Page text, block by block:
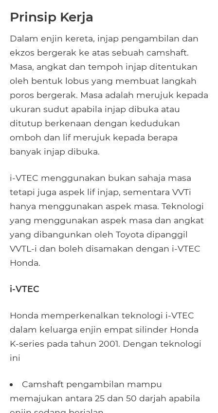
Prinsip Kerja
Dalam enjin kereta, injap pengambilan dan
ekzos bergerak ke atas sebuah camshaft.
Masa, angkat dan tempoh injap ditentukan
oleh bentuk lobus yang membuat langkah
poros bergerak. Masa adalah merujuk kepada
ukuran sudut apabila injap dibuka atau
ditutup berkenaan dengan kedudukan
omboh dan lif merujuk kepada berapa
banyak injap dibuka.
i-VTEC menggunakan bukan sahaja masa
tetapi juga aspek lif injap, sementara VVTi
hanya menggunakan aspek masa. Teknologi
yang menggunakan aspek masa dan angkat
yang dibangunkan oleh Toyota dipanggil
VVTL-i dan boleh disamakan dengan i-VTEC
Honda.
i-VTEC
Honda memperkenalkan teknologi i-VTEC
dalam keluarga enjin empat silinder Honda
K-series pada tahun 2001. Dengan teknologi
ini
Camshaft pengambilan mampu
memajukan antara 25 dan 50 darjah apabila